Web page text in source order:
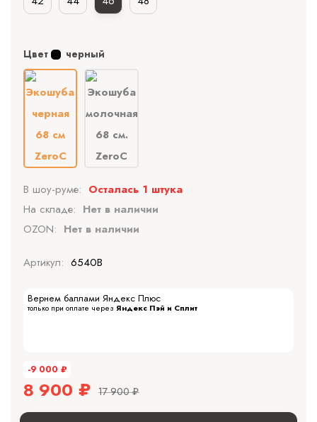
Цвет черный
В шоу-руме: Осталась 1 штука
На складе: Нет в наличии
OZON: Нет в наличии
Артикул: 6540B
Вернем баллами Яндекс Плюс
только при оплате через Яндекс Пэй и Сплит
-9 000 ₽
8 900 ₽ 17 900 ₽